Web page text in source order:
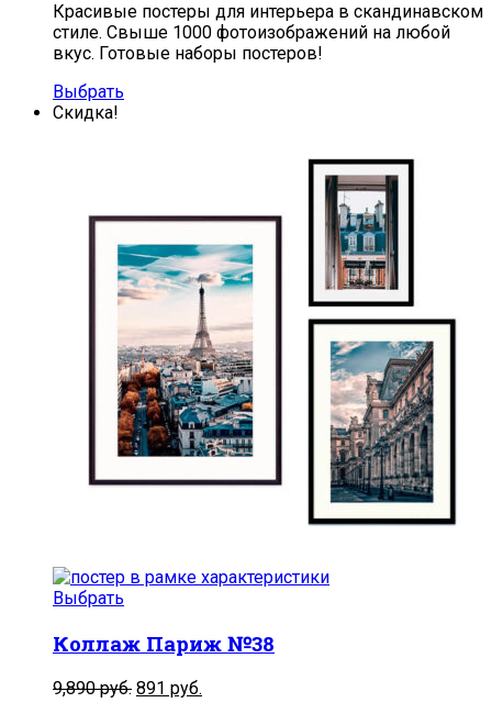
Красивые постеры для интерьера в скандинавском
стиле. Свыше 1000 фотоизображений на любой
вкус. Готовые наборы постеров!
Выбрать
Скидка!
Выбрать
Коллаж Париж №38
9,890руб. 891 руб.